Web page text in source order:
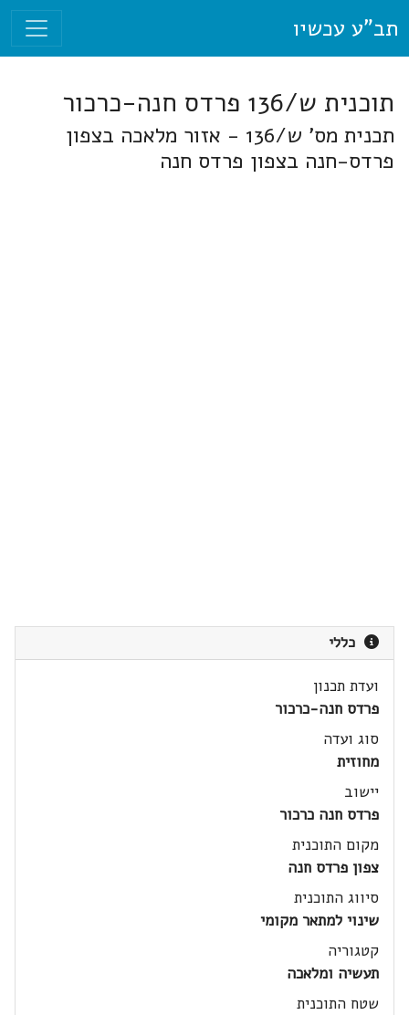
תב"ע עכשיו
תוכנית ש/136 פרדס חנה-כרכור
תכנית מס' ש/136 - אזור מלאכה בצפון
פרדס-חנה בצפון פרדס חנה
כללי
ועדת תכנון
פרדס חנה-כרכור
סוג ועדה
מחוזית
יישוב
פרדס חנה כרכור
מקום התוכנית
צפון פרדס חנה
סיווג התוכנית
שינוי למתאר מקומי
קטגוריה
תעשיה ומלאכה
שטח התוכנית